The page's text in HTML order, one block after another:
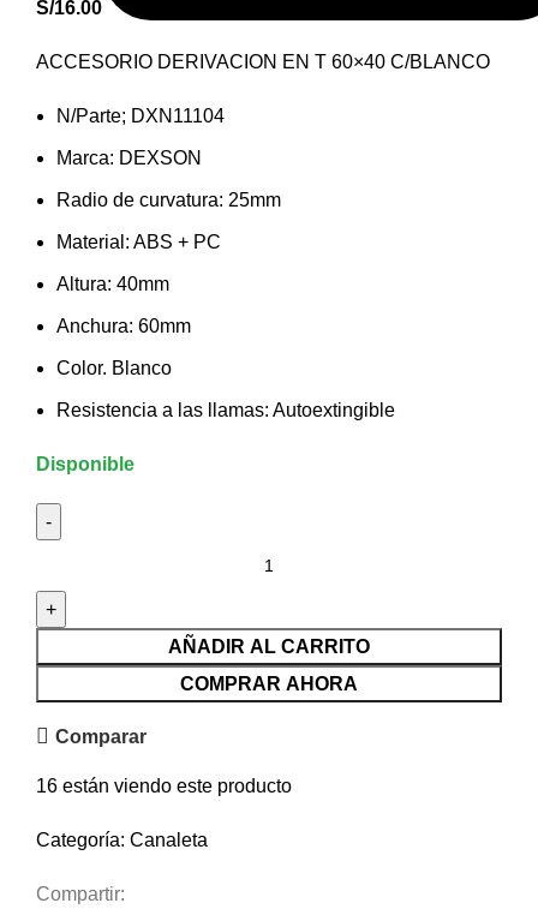
S/16.00
ACCESORIO DERIVACION EN T 60×40 C/BLANCO
N/Parte; DXN11104
Marca: DEXSON
Radio de curvatura: 25mm
Material: ABS + PC
Altura: 40mm
Anchura: 60mm
Color. Blanco
Resistencia a las llamas: Autoextingible
Disponible
AÑADIR AL CARRITO
COMPRAR AHORA
Comparar
16 están viendo este producto
Categoría: Canaleta
Compartir: